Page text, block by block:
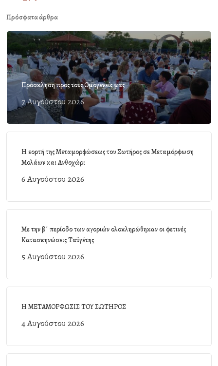
Πρόσφατα άρθρα
Πρόσκληση προς τους Ομογενείς μας
7 Αυγούστου 2026
Η εορτή της Μεταμορφώσεως του Σωτήρος σε Μεταμόρφωση
Μολάων και Ανθοχώρι
6 Αυγούστου 2026
Με την β΄ περίοδο των αγοριών ολοκληρώθηκαν οι φετινές
Κατασκηνώσεις Ταϋγέτης
5 Αυγούστου 2026
Η ΜΕΤΑΜΟΡΦΩΣΙΣ ΤΟΥ ΣΩΤΗΡΟΣ
4 Αυγούστου 2026